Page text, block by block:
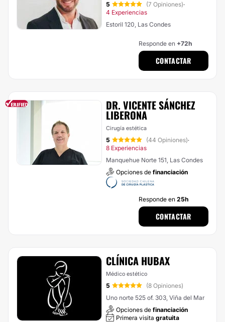
5 (7 Opiniones)·
4 Experiencias
Estoril 120, Las Condes
Responde en +72h
CONTACTAR
DR. VICENTE SÁNCHEZ
LIBERONA
Cirugía estética
5 (44 Opiniones)·
8 Experiencias
Manquehue Norte 151, Las Condes
Opciones de financiación
Responde en 25h
CONTACTAR
CLÍNICA HUBAX
Médico estético
5
(8 Opiniones)
Uno norte 525 of. 303, Viña del Mar
Opciones de financiación
Primera visita gratuita